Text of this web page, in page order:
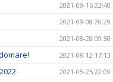
2021-09-16 23:40
2021-09-08 20:29
2021-08-28 09:50
2021-08-12 17:13
2021-05-25 22:09